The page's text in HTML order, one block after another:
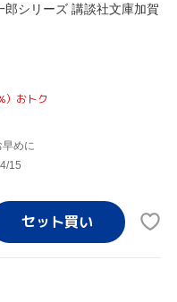
郎シリーズ 講談社文庫加賀
）おトク
早めに
15